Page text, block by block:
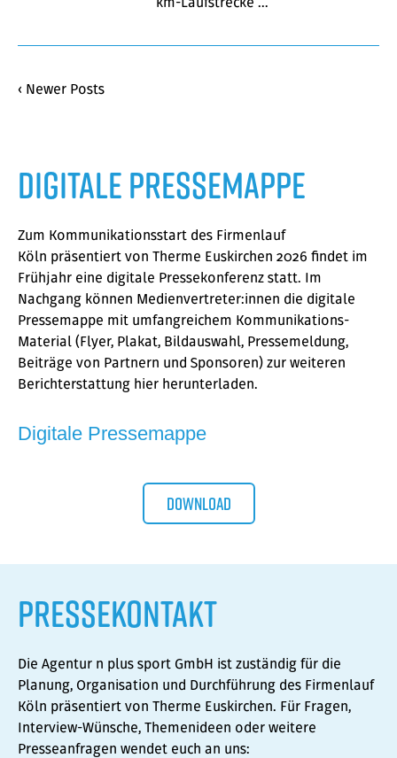
‹ Newer Posts
Digitale Pressemappe
Zum Kommunikationsstart des Firmenlauf
Köln präsentiert von Therme Euskirchen 2026 findet im
Frühjahr eine digitale Pressekonferenz statt. Im
Nachgang können Medienvertreter:innen die digitale
Pressemappe mit umfangreichem Kommunikations-
Material (Flyer, Plakat, Bildauswahl, Pressemeldung,
Beiträge von Partnern und Sponsoren) zur weiteren
Berichterstattung hier herunterladen.
Digitale Pressemappe
Download
Pressekontakt
Die Agentur n plus sport GmbH ist zuständig für die
Planung, Organisation und Durchführung des Firmenlauf
Köln präsentiert von Therme Euskirchen. Für Fragen,
Interview-Wünsche, Themenideen oder weitere
Presseanfragen wendet euch an uns: